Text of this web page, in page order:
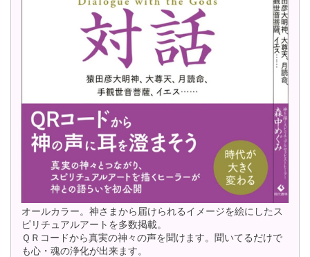
オールカラー。神さまから届けられるイメージを絵にしたス
ピリチュアルアートを多数掲載。
ＱＲコードから真実の神々の声を聞けます。聞いてるだけで
も心・魂の浄化が出来ます。